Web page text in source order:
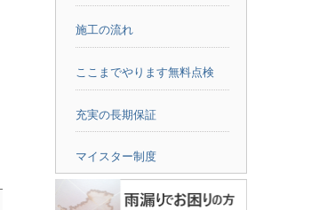
施工の流れ
ここまでやります無料点検
充実の長期保証
マイスター制度